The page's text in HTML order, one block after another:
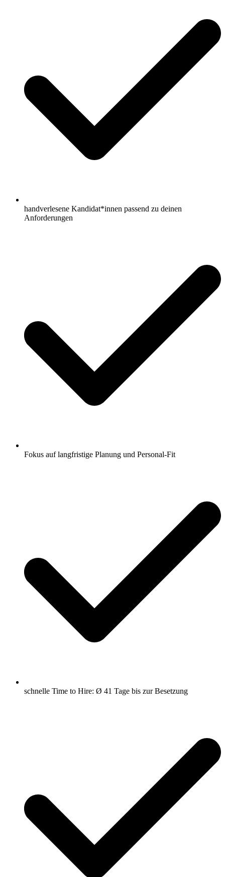
handverlesene Kandidat*innen passend zu deinen
Anforderungen
Fokus auf langfristige Planung und Personal-Fit
schnelle Time to Hire: Ø 41 Tage bis zur Besetzung